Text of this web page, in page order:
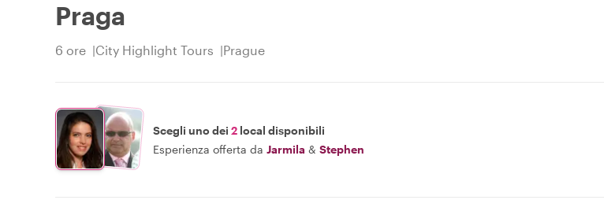
Praga
6 ore City Highlight Tours Prague
Scegli uno dei 2 local disponibili
Esperienza offerta da Jarmila & Stephen